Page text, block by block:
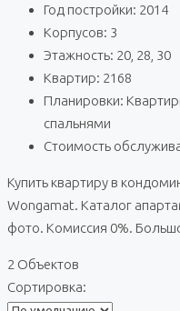
Год постройки: 2014
Корпусов: 3
Этажность: 20, 28, 30
Квартир: 2168
Планировки:
спальнями
Стоимость
Купить квартиру в
Wongamat. Каталог
фото. Комиссия 0%.
2 Объектов
Сортировка: